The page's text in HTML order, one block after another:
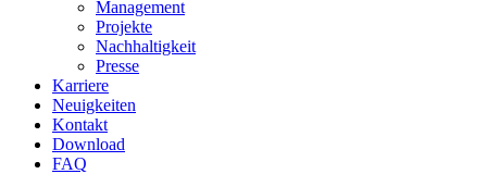
Management
Projekte
Nachhaltigkeit
Presse
Karriere
Neuigkeiten
Kontakt
Download
FAQ